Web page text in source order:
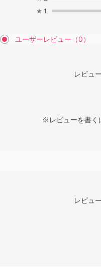
★ 1
ユーザーレビュー （0）
レビュ
※レビューを書く
レビュ